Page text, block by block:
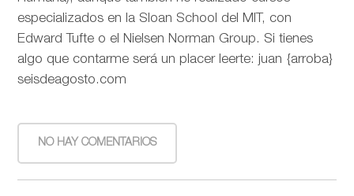
especializados en la Sloan School del MIT, con
Edward Tufte o el Nielsen Norman Group. Si tienes
algo que contarme será un placer leerte: juan {arroba}
seisdeagosto.com
NO HAY COMENTARIOS